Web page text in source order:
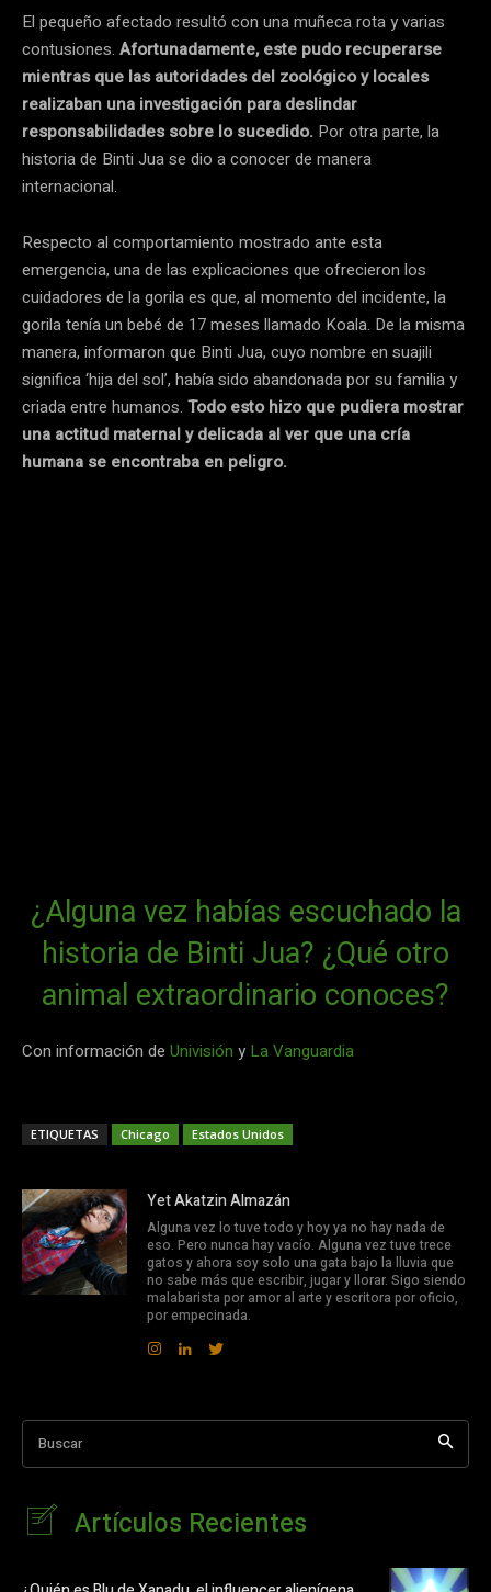
El pequeño afectado resultó con una muñeca rota y varias
contusiones. Afortunadamente, este pudo recuperarse
mientras que las autoridades del zoológico y locales
realizaban una investigación para deslindar
responsabilidades sobre lo sucedido. Por otra parte, la
historia de Binti Jua se dio a conocer de manera
internacional.
Respecto al comportamiento mostrado ante esta
emergencia, una de las explicaciones que ofrecieron los
cuidadores de la gorila es que, al momento del incidente, la
gorila tenía un bebé de 17 meses llamado Koala. De la misma
manera, informaron que Binti Jua, cuyo nombre en suajili
significa ‘hija del sol’, había sido abandonada por su familia y
criada entre humanos. Todo esto hizo que pudiera mostrar
una actitud maternal y delicada al ver que una cría
humana se encontraba en peligro.
¿Alguna vez habías escuchado la
historia de Binti Jua? ¿Qué otro
animal extraordinario conoces?
Con información de Univisión y La Vanguardia
ETIQUETAS Chicago Estados Unidos
Yet Akatzin Almazán
Alguna vez lo tuve todo y hoy ya no hay nada de
eso. Pero nunca hay vacío. Alguna vez tuve trece
gatos y ahora soy solo una gata bajo la lluvia que
no sabe más que escribir, jugar y llorar. Sigo siendo
malabarista por amor al arte y escritora por oficio,
por empecinada.
Buscar
Artículos Recientes